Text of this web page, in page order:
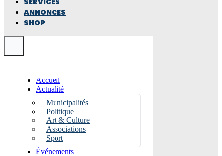
SERVICES
ANNONCES
SHOP
Accueil
Actualité
Municipalités
Politique
Art & Culture
Associations
Sport
Événements